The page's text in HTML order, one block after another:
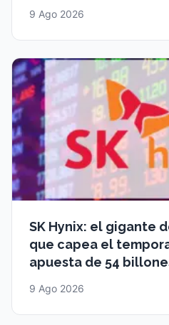
9 Ago 2026
SK Hynix: el gigante
que capea el
apuesta de 54
9 Ago 2026